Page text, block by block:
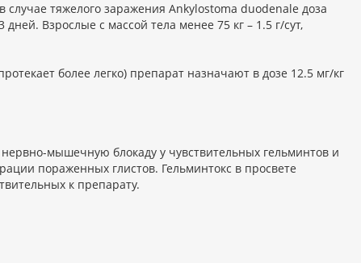
тяжелого заражения Ankylostoma duodenale доза
Взрослые с массой тела менее 75 кг – 1.5 г/сут,
более легко) препарат назначают в дозе 12.5 мг/кг
мышечную блокаду у чувствительных гельминтов и
пораженных глистов. Гельминтокс в просвете
к препарату.